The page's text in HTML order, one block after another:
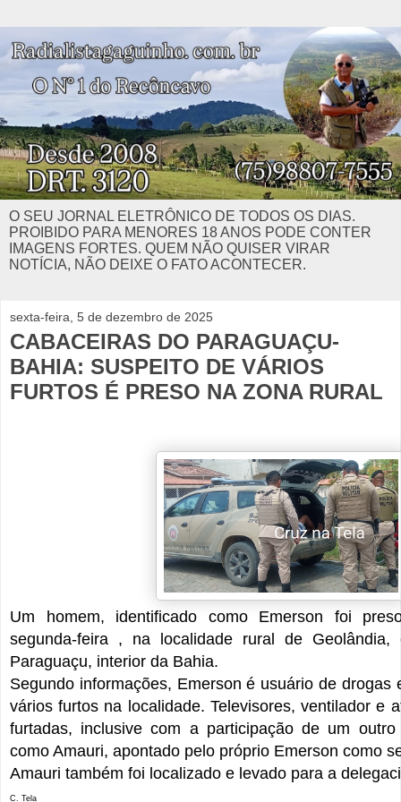
O SEU JORNAL ELETRÔNICO DE TODOS OS DIAS.
PROIBIDO PARA MENORES 18 ANOS PODE CONTER
IMAGENS FORTES. QUEM NÃO QUISER VIRAR
NOTÍCIA, NÃO DEIXE O FATO ACONTECER.
sexta-feira, 5 de dezembro de 2025
CABACEIRAS DO PARAGUAÇU-
BAHIA: SUSPEITO DE VÁRIOS
FURTOS É PRESO NA ZONA RURAL
Um homem, identificado como Emerson foi
segunda-feira , na localidade rural de
Paraguaçu, interior da Bahia.
Segundo informações, Emerson é usuário de drogas
vários furtos na localidade. Televisores, ventilador e
furtadas, inclusive com a participação de um outro
como Amauri, apontado pelo próprio Emerson como
Amauri também foi localizado e levado para a
C. Tela